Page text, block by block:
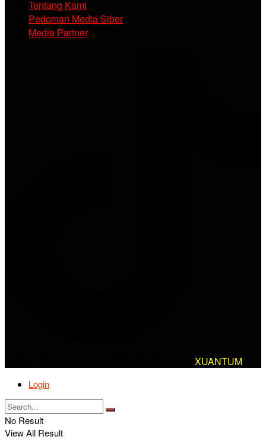
Tentang Kami
Pedoman Media Siber
Media Partner
XUANTUM
Login
No Result
View All Result